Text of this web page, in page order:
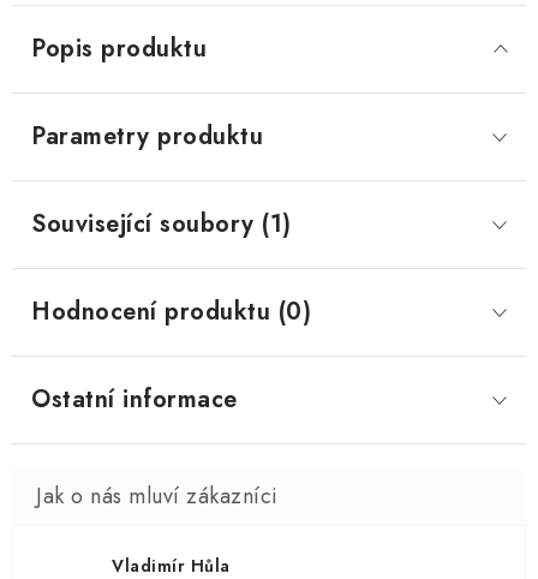
Popis produktu
Parametry produktu
Související soubory (1)
Hodnocení produktu (0)
Ostatní informace
Vladimír Hůla